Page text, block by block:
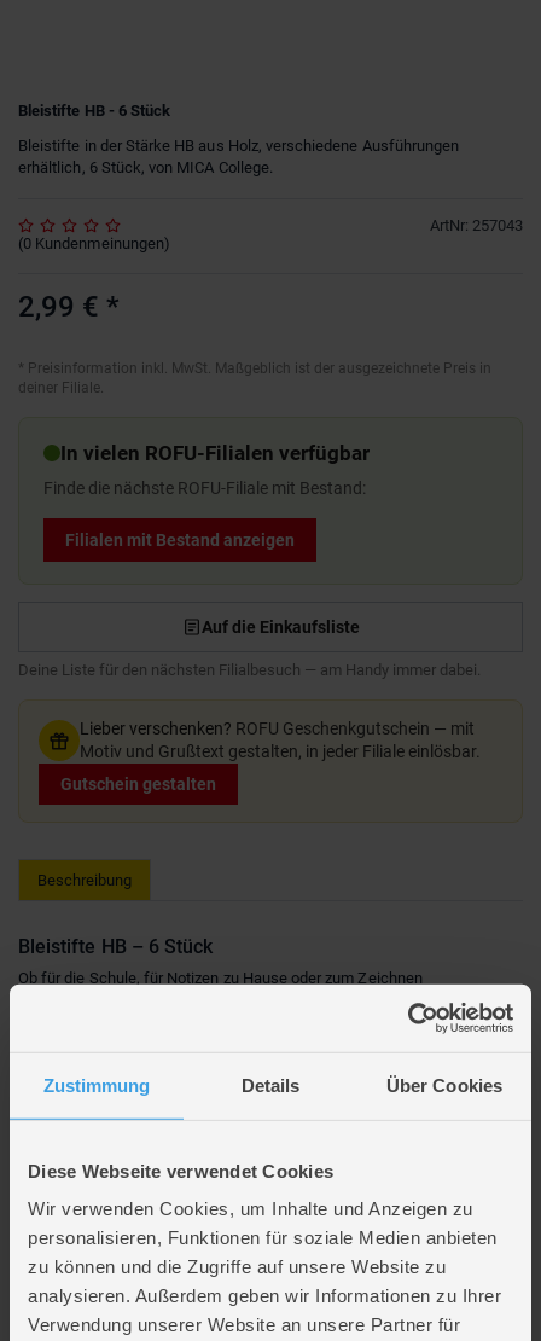
Zustimmung Details Über Cookies
Diese Webseite verwendet Cookies
Wir verwenden Cookies, um Inhalte und Anzeigen zu
personalisieren, Funktionen für soziale Medien anbieten
zu können und die Zugriffe auf unsere Website zu
analysieren. Außerdem geben wir Informationen zu Ihrer
Verwendung unserer Website an unsere Partner für
Bleistifte HB - 6 Stück
Bleistifte in der Stärke HB aus Holz, verschiedene Ausführungen
erhältlich, 6 Stück, von MICA College.
ArtNr: 257043
(0 Kundenmeinungen)
2,99 € *
* Preisinformation inkl. MwSt. Maßgeblich ist der ausgezeichnete Preis in
deiner Filiale.
In vielen ROFU-Filialen verfügbar
Finde die nächste ROFU-Filiale mit Bestand:
Filialen mit Bestand anzeigen
Auf die Einkaufsliste
Deine Liste für den nächsten Filialbesuch — am Handy immer dabei.
Lieber verschenken? ROFU Geschenkgutschein — mit
Motiv und Grußtext gestalten, in jeder Filiale einlösbar.
Gutschein gestalten
Beschreibung
Bleistifte HB – 6 Stück
Ob für die Schule, für Notizen zu Hause oder zum Zeichnen
zwischendurch – mit diesen sechs Bleistiften bist du gut ausgestattet.
Sie kommen in verschiedenen Farben und Designs, wobei die Auswahl
Hand. Ideal, wenn du einfach ein paar gute, alltagstaugliche Stifte
Verschiedene Ausführungen erhältlich
(leider nicht auswählbar)
Lieferumfang